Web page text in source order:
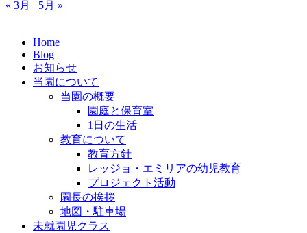
« 3月 5月 »
Home
Blog
お知らせ
当園について
当園の概要
園庭と保育室
1日の生活
教育について
教育方針
レッジョ・エミリアの幼児教育
プロジェクト活動
園長の挨拶
地図・駐車場
未就園児クラス